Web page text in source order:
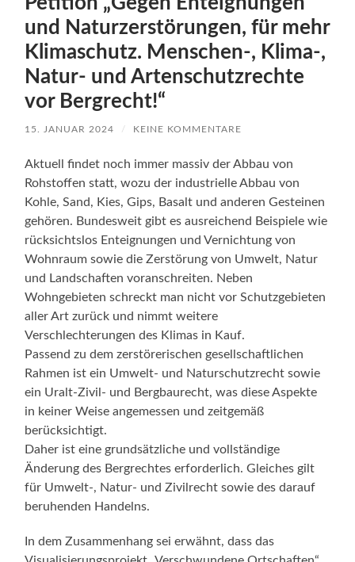
und Naturzerstörungen, für mehr
Klimaschutz. Menschen-, Klima-,
Natur- und Artenschutzrechte
vor Bergrecht!“
15. JANUAR 2024 / KEINE KOMMENTARE
Aktuell findet noch immer massiv der Abbau von
Rohstoffen statt, wozu der industrielle Abbau von
Kohle, Sand, Kies, Gips, Basalt und anderen Gesteinen
gehören. Bundesweit gibt es ausreichend Beispiele wie
rücksichtslos Enteignungen und Vernichtung von
Wohnraum sowie die Zerstörung von Umwelt, Natur
und Landschaften voranschreiten. Neben
Wohngebieten schreckt man nicht vor Schutzgebieten
aller Art zurück und nimmt weitere
Verschlechterungen des Klimas in Kauf.
Passend zu dem zerstörerischen gesellschaftlichen
Rahmen ist ein Umwelt- und Naturschutzrecht sowie
ein Uralt-Zivil- und Bergbaurecht, was diese Aspekte
in keiner Weise angemessen und zeitgemäß
berücksichtigt.
Daher ist eine grundsätzliche und vollständige
Änderung des Bergrechtes erforderlich. Gleiches gilt
für Umwelt-, Natur- und Zivilrecht sowie des darauf
beruhenden Handelns.
In dem Zusammenhang sei erwähnt, dass das